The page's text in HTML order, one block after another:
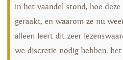
in het vaandel stond, hoe
geraakt, en waarom ze nu
alleen leert dit zeer
we discretie nodig hebben,